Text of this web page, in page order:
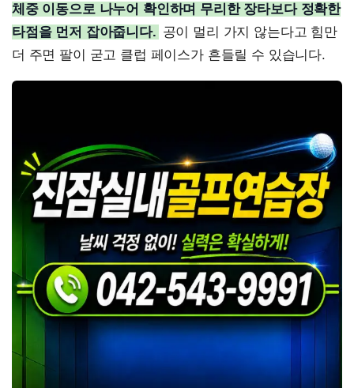
체중 이동으로 나누어 확인하며 무리한 장타보다 정확한
타점을 먼저 잡아줍니다. 공이 멀리 가지 않는다고 힘만
더 주면 팔이 굳고 클럽 페이스가 흔들릴 수 있습니다.